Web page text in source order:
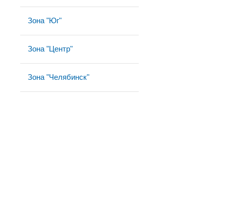
Зона "Юг"
Зона "Центр"
Зона "Челябинск"